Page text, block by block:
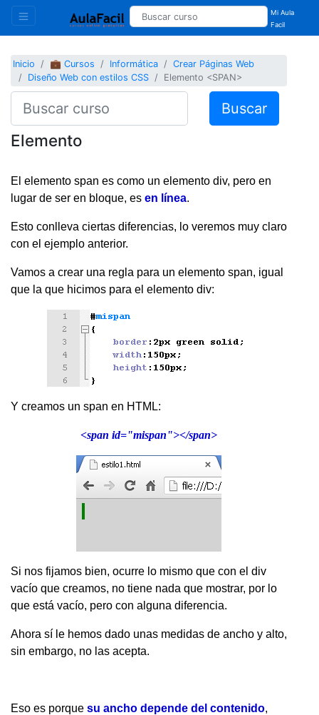
Mi Aula
Facil
Inicio 💼 Cursos Informática
Crear Páginas Web
Diseño Web con estilos CSS
Elemento <SPAN>
Buscar
Elemento
El elemento span es como un elemento div, pero en
lugar de ser en bloque, es en línea.
Esto conlleva ciertas diferencias, lo veremos muy claro
con el ejemplo anterior.
Vamos a crear una regla para un elemento span, igual
que la que hicimos para el elemento div:
Y creamos un span en HTML:
<span id="mispan"></span>
Si nos fijamos bien, ocurre lo mismo que con el div
vacío que creamos, no tiene nada que mostrar, por lo
que está vacío, pero con alguna diferencia.
Ahora sí le hemos dado unas medidas de ancho y alto,
sin embargo, no las acepta.
Eso es porque su ancho depende del contenido,